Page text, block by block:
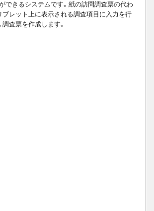
できるシステムです。紙の訪問調査票の代わ
ブレット上に表示される調査項目に入力を行
調査票を作成します。